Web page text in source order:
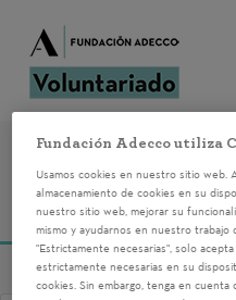
21/
Fundación Adecco utiliza
Usamos cookies en nuestro sitio web.
almacenamiento de cookies en su
nuestro sitio web, mejorar su
mismo y ayudarnos en nuestro trabajo
"Estrictamente necesarias", solo
estrictamente necesarias en su
cookies. Sin embargo, tenga en